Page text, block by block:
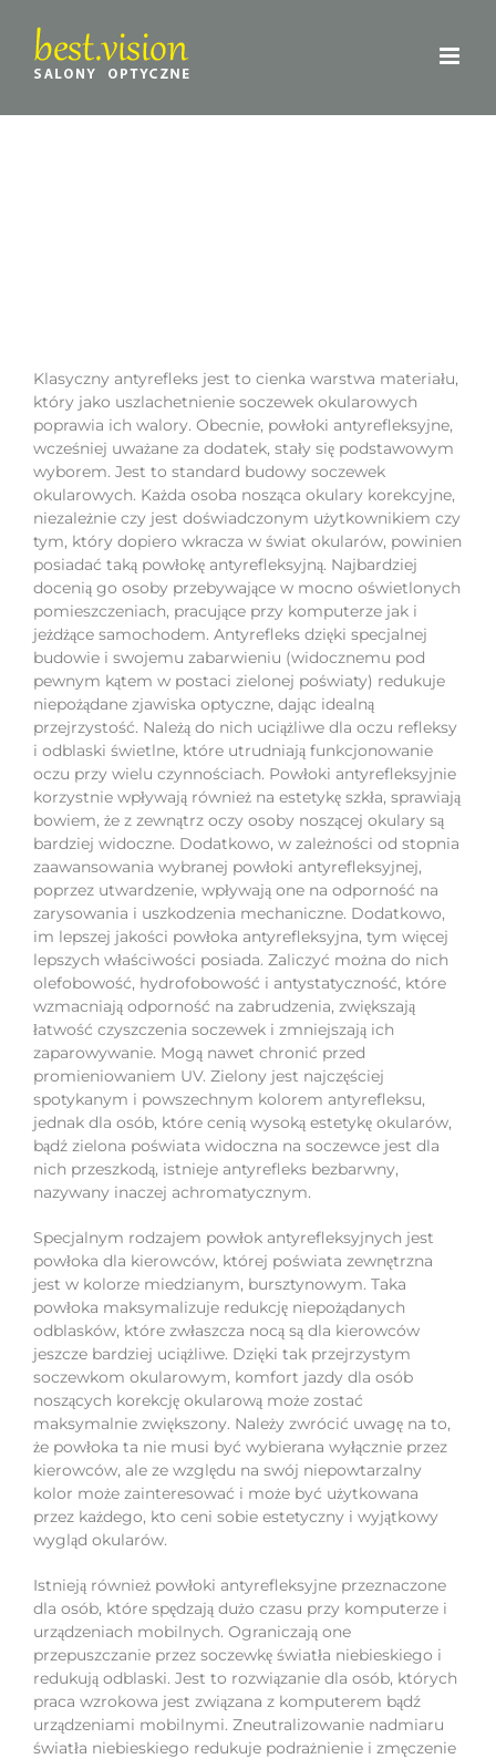
content
Klasyczny antyrefleks jest to cienka warstwa materiału,
który jako uszlachetnienie soczewek okularowych
poprawia ich walory. Obecnie, powłoki antyrefleksyjne,
wcześniej uważane za dodatek, stały się podstawowym
wyborem. Jest to standard budowy soczewek
okularowych. Każda osoba nosząca okulary korekcyjne,
niezależnie czy jest doświadczonym użytkownikiem czy
tym, który dopiero wkracza w świat okularów, powinien
posiadać taką powłokę antyrefleksyjną. Najbardziej
docenią go osoby przebywające w mocno oświetlonych
pomieszczeniach, pracujące przy komputerze jak i
jeżdżące samochodem. Antyrefleks dzięki specjalnej
budowie i swojemu zabarwieniu (widocznemu pod
pewnym kątem w postaci zielonej poświaty) redukuje
niepożądane zjawiska optyczne, dając idealną
przejrzystość. Należą do nich uciążliwe dla oczu refleksy
i odblaski świetlne, które utrudniają funkcjonowanie
oczu przy wielu czynnościach. Powłoki antyrefleksyjnie
korzystnie wpływają również na estetykę szkła, sprawiają
bowiem, że z zewnątrz oczy osoby noszącej okulary są
bardziej widoczne. Dodatkowo, w zależności od stopnia
zaawansowania wybranej powłoki antyrefleksyjnej,
poprzez utwardzenie, wpływają one na odporność na
zarysowania i uszkodzenia mechaniczne. Dodatkowo,
im lepszej jakości powłoka antyrefleksyjna, tym więcej
lepszych właściwości posiada. Zaliczyć można do nich
olefobowość, hydrofobowość i antystatyczność, które
wzmacniają odporność na zabrudzenia, zwiększają
łatwość czyszczenia soczewek i zmniejszają ich
zaparowywanie. Mogą nawet chronić przed
promieniowaniem UV. Zielony jest najczęściej
spotykanym i powszechnym kolorem antyrefleksu,
jednak dla osób, które cenią wysoką estetykę okularów,
bądź zielona poświata widoczna na soczewce jest dla
nich przeszkodą, istnieje antyrefleks bezbarwny,
nazywany inaczej achromatycznym.
Specjalnym rodzajem powłok antyrefleksyjnych jest
powłoka dla kierowców, której poświata zewnętrzna
jest w kolorze miedzianym, bursztynowym. Taka
powłoka maksymalizuje redukcję niepożądanych
odblasków, które zwłaszcza nocą są dla kierowców
jeszcze bardziej uciążliwe. Dzięki tak przejrzystym
soczewkom okularowym, komfort jazdy dla osób
noszących korekcję okularową może zostać
maksymalnie zwiększony. Należy zwrócić uwagę na to,
że powłoka ta nie musi być wybierana wyłącznie przez
kierowców, ale ze względu na swój niepowtarzalny
kolor może zainteresować i może być użytkowana
przez każdego, kto ceni sobie estetyczny i wyjątkowy
wygląd okularów.
Istnieją również powłoki antyrefleksyjne przeznaczone
dla osób, które spędzają dużo czasu przy komputerze i
urządzeniach mobilnych. Ograniczają one
przepuszczanie przez soczewkę światła niebieskiego i
redukują odblaski. Jest to rozwiązanie dla osób, których
praca wzrokowa jest związana z komputerem bądź
urządzeniami mobilnymi. Zneutralizowanie nadmiaru
światła niebieskiego redukuje podrażnienie i zmęczenie